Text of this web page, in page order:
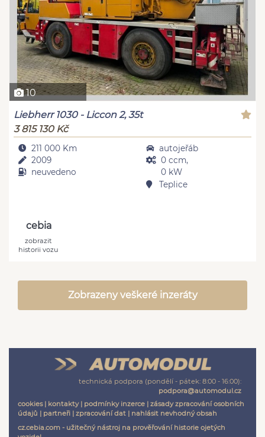
10
Liebherr 1030 - Liccon 2, 35t
3 815 130 Kč
211 000 Km
2009
neuvedeno
autojeřáb
0 ccm,
0 kW
Teplice
cebia
zobrazit
historii vozu
Zobrazeny veškeré inzeráty
technická podpora (pondělí - pátek: 8:00 - 16:00):
podpora@automodul.cz
cookies| kontakty| podmínky inzerce | zásady zpracování osobních
údajů | partneři | zpracování dat | nahlásit nevhodný obsah
cz.cebia.com - užitečný nástroj na prověřování historie ojetých